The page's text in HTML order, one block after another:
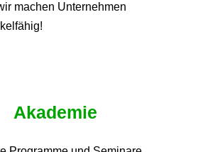
machen Unternehmen
Akademie